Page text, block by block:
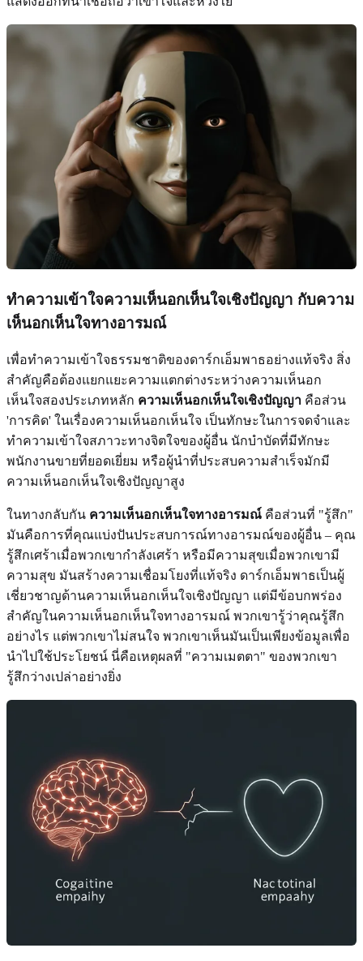
ทำความเข้าใจความเห็นอกเห็นใจเชิงปัญญา กับความ
เห็นอกเห็นใจทางอารมณ์
เพื่อทำความเข้าใจธรรมชาติของดาร์กเอ็มพาธอย่างแท้จริง สิ่ง
สำคัญคือต้องแยกแยะความแตกต่างระหว่างความเห็นอก
เห็นใจสองประเภทหลัก ความเห็นอกเห็นใจเชิงปัญญา คือส่วน
'การคิด' ในเรื่องความเห็นอกเห็นใจ เป็นทักษะในการจดจำและ
ทำความเข้าใจสภาวะทางจิตใจของผู้อื่น นักบำบัดที่มีทักษะ
พนักงานขายที่ยอดเยี่ยม หรือผู้นำที่ประสบความสำเร็จมักมี
ความเห็นอกเห็นใจเชิงปัญญาสูง
ในทางกลับกัน ความเห็นอกเห็นใจทางอารมณ์ คือส่วนที่ "รู้สึก"
มันคือการที่คุณแบ่งปันประสบการณ์ทางอารมณ์ของผู้อื่น – คุณ
รู้สึกเศร้าเมื่อพวกเขากำลังเศร้า หรือมีความสุขเมื่อพวกเขามี
ความสุข มันสร้างความเชื่อมโยงที่แท้จริง ดาร์กเอ็มพาธเป็นผู้
เชี่ยวชาญด้านความเห็นอกเห็นใจเชิงปัญญา แต่มีข้อบกพร่อง
สำคัญในความเห็นอกเห็นใจทางอารมณ์ พวกเขารู้ว่าคุณรู้สึก
อย่างไร แต่พวกเขาไม่สนใจ พวกเขาเห็นมันเป็นเพียงข้อมูลเพื่อ
นำไปใช้ประโยชน์ นี่คือเหตุผลที่ "ความเมตตา" ของพวกเขา
รู้สึกว่างเปล่าอย่างยิ่ง